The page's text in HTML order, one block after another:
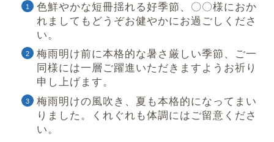
色鮮やかな短冊揺れる好季節、〇〇様におか
れましてもどうぞお健やかにお過ごしくださ
い。
梅雨明け前に本格的な暑さ厳しい季節、ご一
同様には一層ご躍進いただきますようお祈り
申し上げます。
梅雨明けの風吹き、夏も本格的になってまい
りました。くれぐれも体調にはご留意くださ
い。